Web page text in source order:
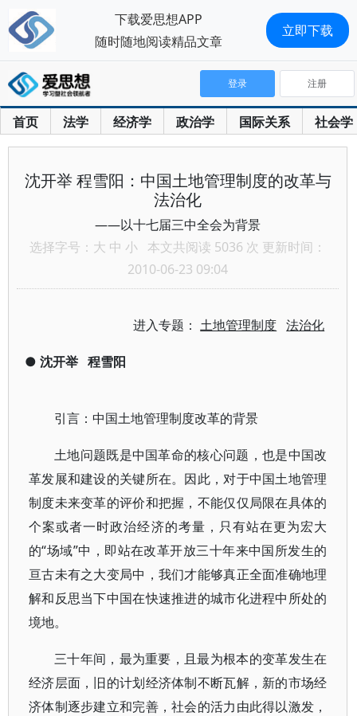
首页 法学 经济学 政治学 国际关系 社会学
登录 注册
沈开举 程雪阳：中国土地管理制度的改革与
法治化
——以十七届三中全会为背景
选择字号： 大 中 小 本文共阅读 5036 次 更新时间：
2010-06-23 09:04
进入专题：土地管理制度 法治化
● 沈开举 程雪阳
引言：中国土地管理制度改革的背景
土地问题既是中国革命的核心问题，也是中国改
革发展和建设的关键所在。因此，对于中国土地管理
制度未来变革的评价和把握，不能仅仅局限在具体的
个案或者一时政治经济的考量，只有站在更为宏大
的“场域”中，即站在改革开放三十年来中国所发生的
亘古未有之大变局中，我们才能够真正全面准确地理
解和反思当下中国在快速推进的城市化进程中所处的
境地。
三十年间，最为重要，且最为根本的变革发生在
经济层面，旧的计划经济体制不断瓦解，新的市场经
济体制逐步建立和完善，社会的活力由此得以激发，
下载爱思想APP
随时随地阅读精品文章
立即下载